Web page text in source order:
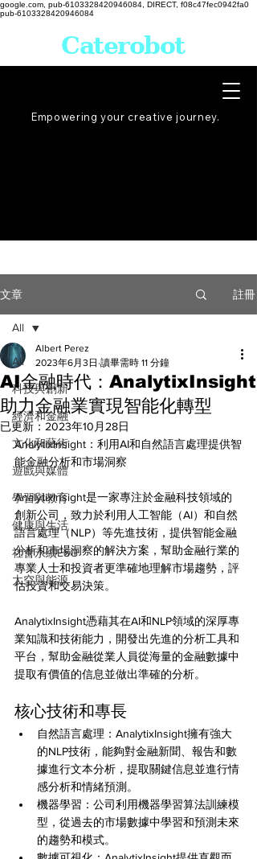
google.com, pub-6103328420946084, DIRECT, f08c47fec0942fa0
pub-6103328420946084
Empowering your creative journey.
Caterobot
文章 註冊
All
科技與創新
經濟和金融
文化和藝術
遊戲與媒體
學習與教育
健康與生活
社會永續ESG
太空與能源
All
AI金融時代：AnalytixInsight
助力金融業實現智能化轉型
Albert Perez
2023年6月3日 讀畢需時 11 分鐘
已更新： 2023年10月28日
AnalytixInsight：利用AI和自然語言處理提供智
能金融分析和市場洞察
AnalytixInsight是一家專注於金融科技領域的
創新公司，致力於利用人工智能（AI）和自然
語言處理（NLP）等先進技術，提供智能金融
分析和市場洞察的解決方案，幫助金融行業的
專業人士和投資者更準確地理解市場趨勢，評
估投資和交易決策。
AnalytixInsight憑藉其在AI和NLP領域的深厚專
業知識和技術能力，開發出先進的分析工具和
平台，幫助金融從業人員從海量的金融數據中
提取有價值的信息並做出準確的分析。
核心技術和專長
自然語言處理：AnalytixInsight擁有強大
的NLP技術，能夠對金融新聞、報告和數
據進行文本分析，提取關鍵信息並進行情
感分析和情緒預測。
機器學習：公司利用機器學習算法訓練模
型，從過去的市場數據中學習和預測未來
的趨勢和模式。